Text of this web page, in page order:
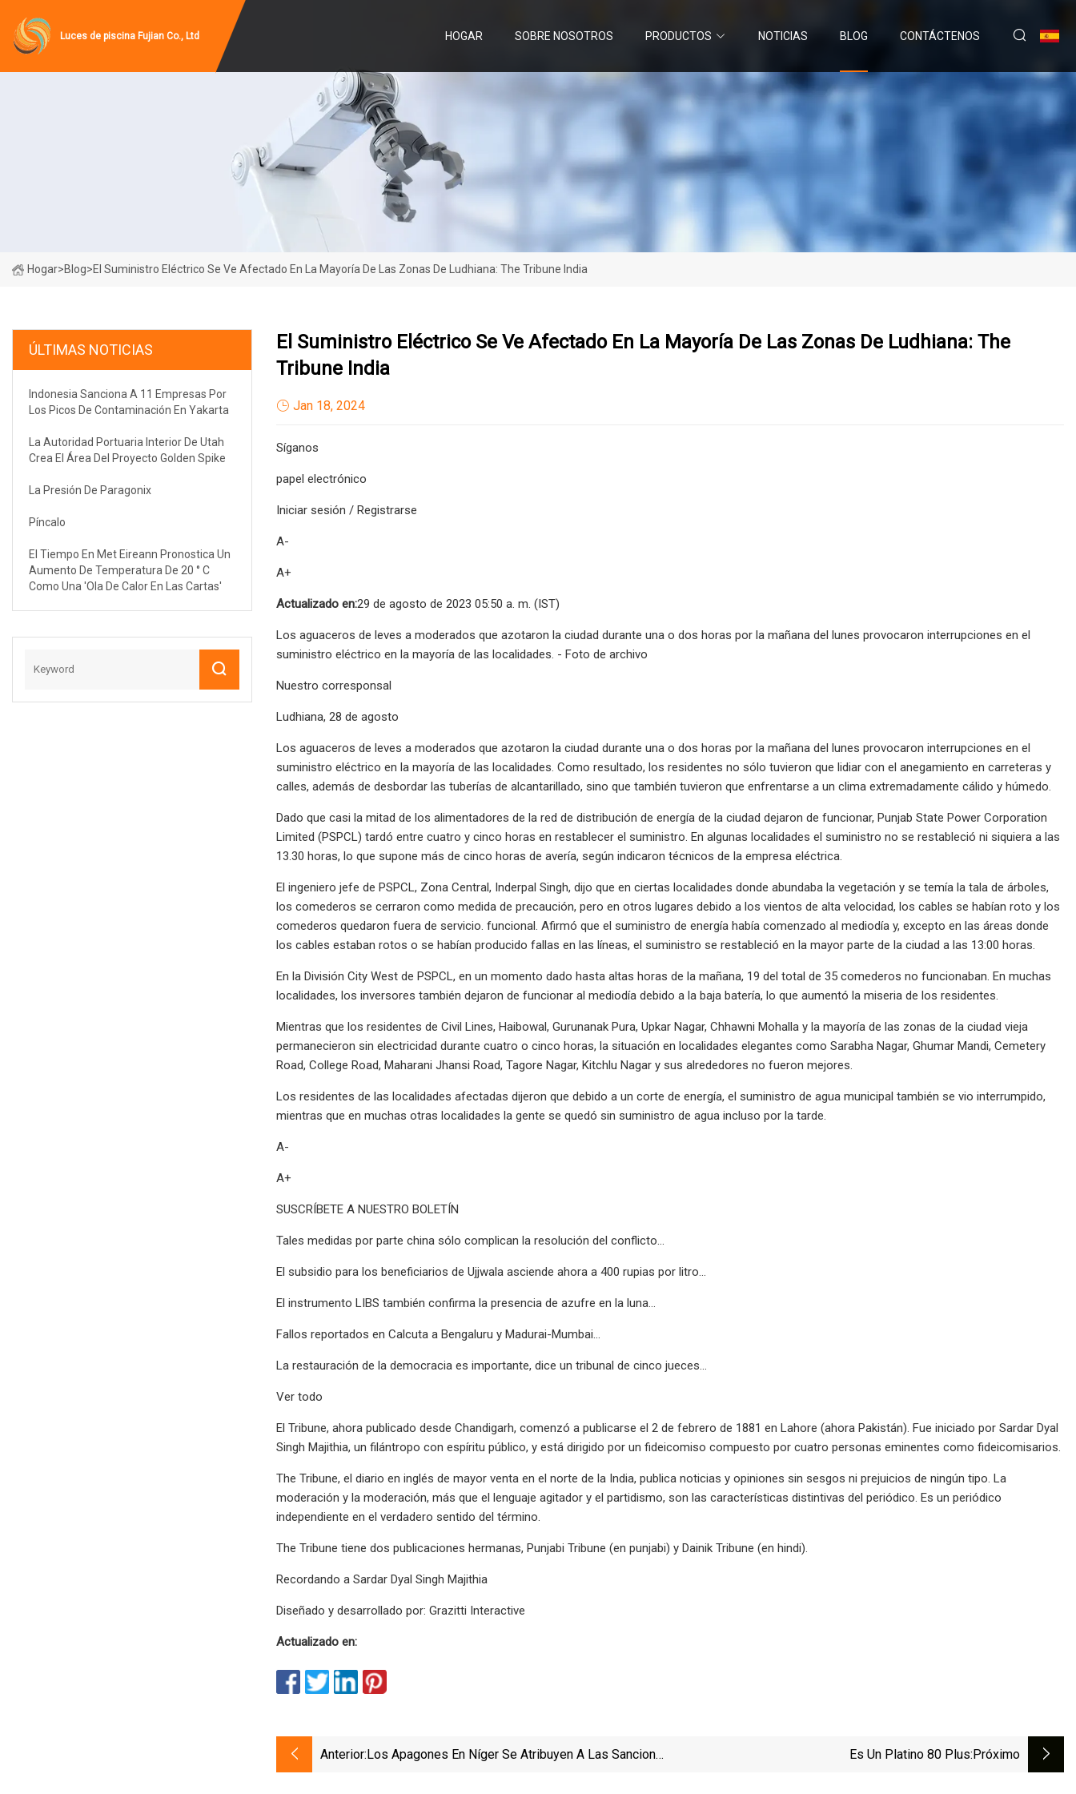
Luces de piscina Fujian Co., Ltd HOGAR SOBRE NOSOTROS PRODUCTOS NOTICIAS BLOG CONTÁCTENOS
Hogar>Blog>El Suministro Eléctrico Se Ve Afectado En La Mayoría De Las Zonas De Ludhiana: The Tribune India
ÚLTIMAS NOTICIAS
Indonesia Sanciona A 11 Empresas Por
Los Picos De Contaminación En Yakarta
La Autoridad Portuaria Interior De Utah
Crea El Área Del Proyecto Golden Spike
La Presión De Paragonix
Píncalo
El Tiempo En Met Eireann Pronostica Un
Aumento De Temperatura De 20 ° C
Como Una 'ola De Calor En Las Cartas'
El Suministro Eléctrico Se Ve Afectado En La Mayoría De Las Zonas De Ludhiana: The
Tribune India
Jan 18, 2024
Síganos
papel electrónico
Iniciar sesión / Registrarse
A-
A+
Actualizado en:29 de agosto de 2023 05:50 a. m. (IST)
Los aguaceros de leves a moderados que azotaron la ciudad durante una o dos horas por la mañana del lunes provocaron interrupciones en el
suministro eléctrico en la mayoría de las localidades. - Foto de archivo
Nuestro corresponsal
Ludhiana, 28 de agosto
Los aguaceros de leves a moderados que azotaron la ciudad durante una o dos horas por la mañana del lunes provocaron interrupciones en el
suministro eléctrico en la mayoría de las localidades. Como resultado, los residentes no sólo tuvieron que lidiar con el anegamiento en carreteras y
calles, además de desbordar las tuberías de alcantarillado, sino que también tuvieron que enfrentarse a un clima extremadamente cálido y húmedo.
Dado que casi la mitad de los alimentadores de la red de distribución de energía de la ciudad dejaron de funcionar, Punjab State Power Corporation
Limited (PSPCL) tardó entre cuatro y cinco horas en restablecer el suministro. En algunas localidades el suministro no se restableció ni siquiera a las
13.30 horas, lo que supone más de cinco horas de avería, según indicaron técnicos de la empresa eléctrica.
El ingeniero jefe de PSPCL, Zona Central, Inderpal Singh, dijo que en ciertas localidades donde abundaba la vegetación y se temía la tala de árboles,
los comederos se cerraron como medida de precaución, pero en otros lugares debido a los vientos de alta velocidad, los cables se habían roto y los
comederos quedaron fuera de servicio. funcional. Afirmó que el suministro de energía había comenzado al mediodía y, excepto en las áreas donde
los cables estaban rotos o se habían producido fallas en las líneas, el suministro se restableció en la mayor parte de la ciudad a las 13:00 horas.
En la División City West de PSPCL, en un momento dado hasta altas horas de la mañana, 19 del total de 35 comederos no funcionaban. En muchas
localidades, los inversores también dejaron de funcionar al mediodía debido a la baja batería, lo que aumentó la miseria de los residentes.
Mientras que los residentes de Civil Lines, Haibowal, Gurunanak Pura, Upkar Nagar, Chhawni Mohalla y la mayoría de las zonas de la ciudad vieja
permanecieron sin electricidad durante cuatro o cinco horas, la situación en localidades elegantes como Sarabha Nagar, Ghumar Mandi, Cemetery
Road, College Road, Maharani Jhansi Road, Tagore Nagar, Kitchlu Nagar y sus alrededores no fueron mejores.
Los residentes de las localidades afectadas dijeron que debido a un corte de energía, el suministro de agua municipal también se vio interrumpido,
mientras que en muchas otras localidades la gente se quedó sin suministro de agua incluso por la tarde.
A-
A+
SUSCRÍBETE A NUESTRO BOLETÍN
Tales medidas por parte china sólo complican la resolución del conflicto...
El subsidio para los beneficiarios de Ujjwala asciende ahora a 400 rupias por litro...
El instrumento LIBS también confirma la presencia de azufre en la luna...
Fallos reportados en Calcuta a Bengaluru y Madurai-Mumbai...
La restauración de la democracia es importante, dice un tribunal de cinco jueces...
Ver todo
El Tribune, ahora publicado desde Chandigarh, comenzó a publicarse el 2 de febrero de 1881 en Lahore (ahora Pakistán). Fue iniciado por Sardar Dyal
Singh Majithia, un filántropo con espíritu público, y está dirigido por un fideicomiso compuesto por cuatro personas eminentes como fideicomisarios.
The Tribune, el diario en inglés de mayor venta en el norte de la India, publica noticias y opiniones sin sesgos ni prejuicios de ningún tipo. La
moderación y la moderación, más que el lenguaje agitador y el partidismo, son las características distintivas del periódico. Es un periódico
independiente en el verdadero sentido del término.
The Tribune tiene dos publicaciones hermanas, Punjabi Tribune (en punjabi) y Dainik Tribune (en hindi).
Recordando a Sardar Dyal Singh Majithia
Diseñado y desarrollado por: Grazitti Interactive
Actualizado en:
Anterior:Los Apagones En Níger Se Atribuyen A Las Sanciones
Es Un Platino 80 Plus:próximo